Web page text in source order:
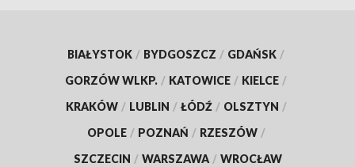
BIAŁYSTOK / BYDGOSZCZ / GDAŃSK /
GORZÓW WLKP. / KATOWICE / KIELCE /
KRAKÓW / LUBLIN / ŁÓDŹ / OLSZTYN /
OPOLE / POZNAŃ / RZESZÓW /
SZCZECIN / WARSZAWA / WROCŁAW